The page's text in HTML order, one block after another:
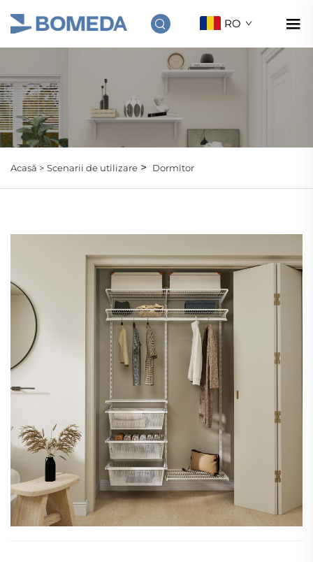
RO
Acasă > Scenarii de utilizare > Dormitor